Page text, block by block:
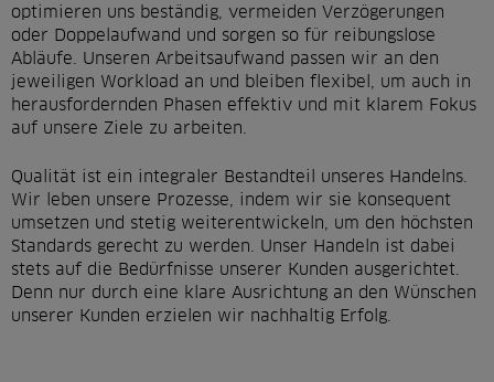
optimieren uns beständig, vermeiden Verzögerungen
oder Doppelaufwand und sorgen so für reibungslose
Abläufe. Unseren Arbeitsaufwand passen wir an den
jeweiligen Workload an und bleiben flexibel, um auch in
herausfordernden Phasen effektiv und mit klarem Fokus
auf unsere Ziele zu arbeiten.
Qualität ist ein integraler Bestandteil unseres Handelns.
Wir leben unsere Prozesse, indem wir sie konsequent
umsetzen und stetig weiterentwickeln, um den höchsten
Standards gerecht zu werden. Unser Handeln ist dabei
stets auf die Bedürfnisse unserer Kunden ausgerichtet.
Denn nur durch eine klare Ausrichtung an den Wünschen
unserer Kunden erzielen wir nachhaltig Erfolg.